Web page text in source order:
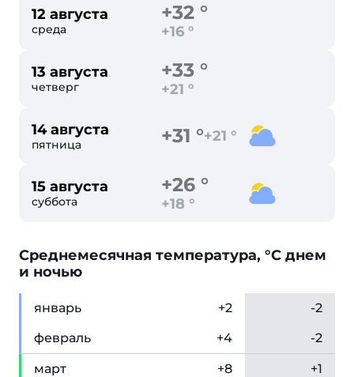
12 августа
среда
+32 °
+16 °
13 августа
четверг
+33 °
+21 °
14 августа
пятница +31 °+21 °
15 августа
суббота
+26 °
+18 °
Cреднемесячная температура, °C днем
и ночью
январь +2
-2
февраль +4 -2
март +8
+1